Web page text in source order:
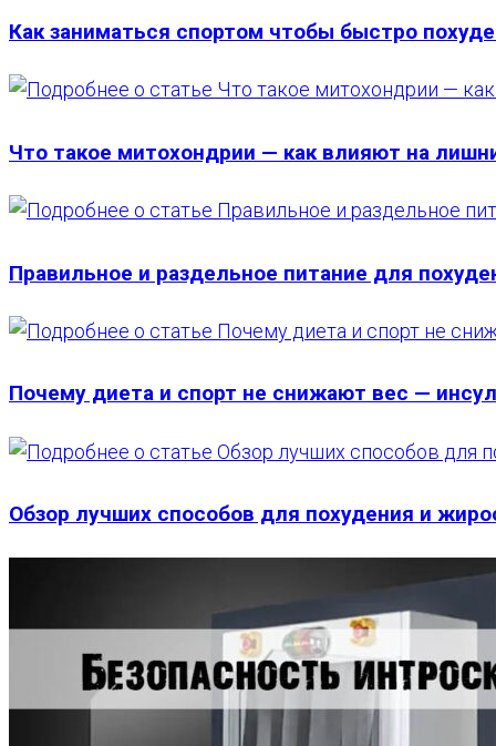
Как заниматься спортом чтобы быстро
Что такое митохондрии — как влияют на
Правильное и раздельное питание для
Почему диета и спорт не снижают вес —
Обзор лучших способов для похудения и